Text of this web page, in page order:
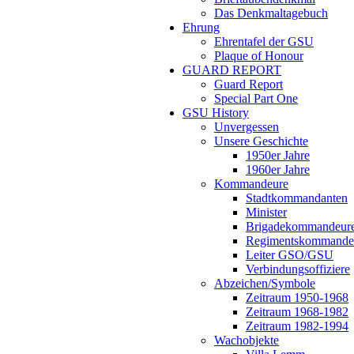
Das Denkmaltagebuch
Ehrung
Ehrentafel der GSU
Plaque of Honour
GUARD REPORT
Guard Report
Special Part One
GSU History
Unvergessen
Unsere Geschichte
1950er Jahre
1960er Jahre
Kommandeure
Stadtkommandanten
Minister
Leiter GSO/GSU
Verbindungsoffiziere
Abzeichen/Symbole
Zeitraum 1950-1968
Zeitraum 1968-1982
Zeitraum 1982-1994
Wachobjekte